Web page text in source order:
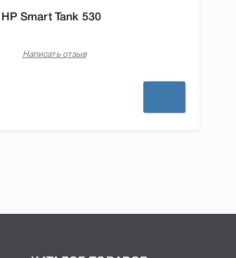
HP Smart Tank 530
Написать отзыв